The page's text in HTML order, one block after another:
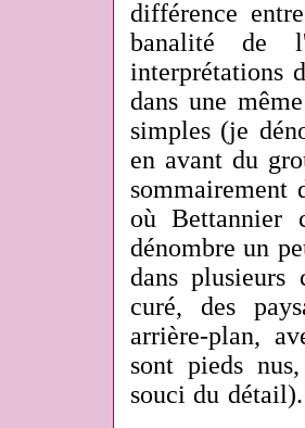
différence
banalité de
interprétations
dans une
simples (je
en avant du
sommairement
où Bettannier
dénombre un
dans
curé, des
arrière-plan,
sont pieds
souci du détail).